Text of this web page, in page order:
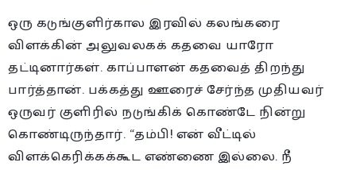
ஒரு கடுங்குளிர்கால இரவில் கலங்கரை
விளக்கின் அலுவலகக் கதவை யாரோ
தட்டினார்கள். காப்பாளன் கதவைத் திறந்து
பார்த்தான். பக்கத்து ஊரைச் சேர்ந்த முதியவர்
ஒருவர் குளிரில் நடுங்கிக் கொண்டே நின்று
கொண்டிருந்தார். “தம்பி! என் வீட்டில்
விளக்கெரிக்கக்கூட எண்ணை இல்லை. நீ